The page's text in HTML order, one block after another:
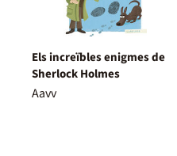
Els increïbles enigmes de
Sherlock Holmes
Aavv